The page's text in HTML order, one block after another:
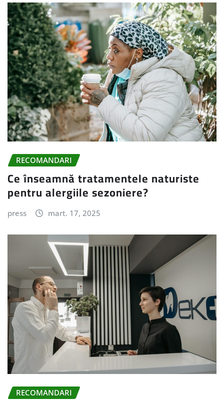
RECOMANDARI
Ce înseamnă tratamentele naturiste
pentru alergiile sezoniere?
press mart. 17, 2025
RECOMANDARI